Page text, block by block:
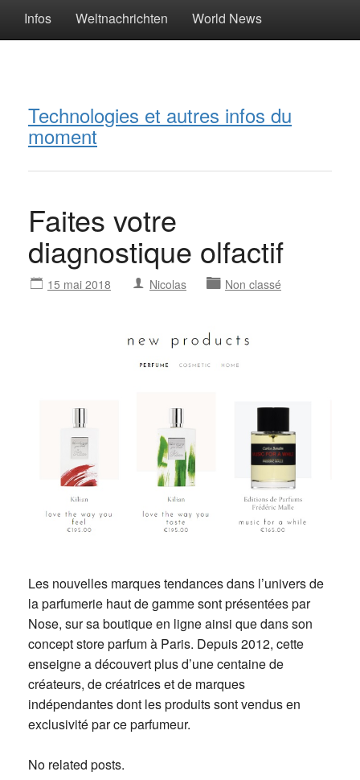
Infos Weltnachrichten World News
Technologies et autres infos du
moment
Faites votre
diagnostique olfactif
15 mai 2018 Nicolas Non classé
Les nouvelles marques tendances dans l’univers de
la parfumerie haut de gamme sont présentées par
Nose, sur sa boutique en ligne ainsi que dans son
concept store parfum à Paris. Depuis 2012, cette
enseigne a découvert plus d’une centaine de
créateurs, de créatrices et de marques
indépendantes dont les produits sont vendus en
exclusivité par ce parfumeur.
No related posts.